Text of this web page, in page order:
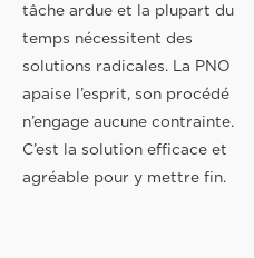
tâche ardue et la plupart du
temps nécessitent des
solutions radicales. La PNO
apaise l’esprit, son procédé
n’engage aucune contrainte.
C’est la solution efficace et
agréable pour y mettre fin.